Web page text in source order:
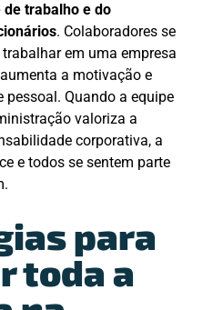
trabalho e do
. Colaboradores se
em uma empresa
a motivação e
pessoal. Quando a equipe
valoriza a
corporativa, a
e todos se sentem parte
para
toda a